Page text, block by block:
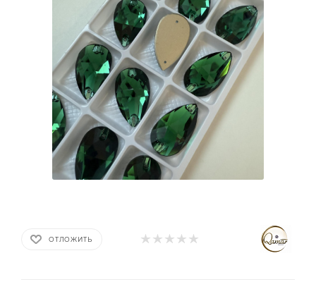
ОТЛОЖИТЬ